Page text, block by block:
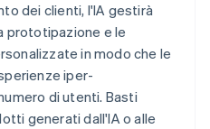
dei clienti, l'IA gestirà
prototipazione e le
in modo che le
iper-
di utenti. Basti
generati dall'IA o alle